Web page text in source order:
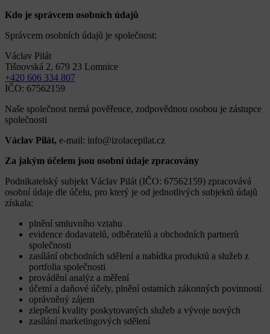
Kdo je správcem osobních údajů
Správcem osobních údajů je společnost:
Václav Pilát
Tišnovská 2, 679 23 Lomnice
+420 606 334 807
IČO: 67562159
Naše společnost nemá pověřence, zodpovědnou osobou je zástupce
společnosti
Václav Pilát, e-mail: info@izolacepilat.cz
Za jakým účelem jsou osobní údaje zpracovány
Podnikatelský subjekt Václav Pilát (IČO: 67562159) zpracovává
osobní údaje dle účelu, pro který je od jednotlivých subjektů údajů
získala:
plnění smluvního vztahu
evidence dodavatelů, odběratelů a obchodních partnerů
společnosti
zasílání obchodních sdělení a nabídka produktů a služeb z
portfolia společnosti
provádění analýz a měření
účetní a daňové účely, plnění ostatních zákonných povinností
oprávněný zájem
zlepšení kvality poskytovaných služeb a vývoje nových
zasílání marketingových sdělení